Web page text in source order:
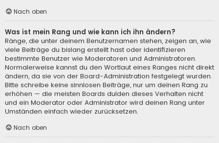
Nach oben
Was ist mein Rang und wie kann ich ihn ändern?
Ränge, die unter deinem Benutzernamen stehen, zeigen an, wie
viele Beiträge du bislang erstellt hast oder identifizieren
bestimmte Benutzer wie Moderatoren und Administratoren.
Normalerweise kannst du den Wortlaut eines Ranges nicht direkt
ändern, da sie von der Board-Administration festgelegt wurden.
Bitte schreibe keine sinnlosen Beiträge, nur um deinen Rang zu
erhöhen — die meisten Boards dulden dieses Verhalten nicht
und ein Moderator oder Administrator wird deinen Rang unter
Umständen einfach wieder zurücksetzen.
Nach oben